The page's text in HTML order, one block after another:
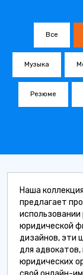
Все
Музыка
Резюме
Наша
предлагает
юридической
дизайнов, эти
для
юридических